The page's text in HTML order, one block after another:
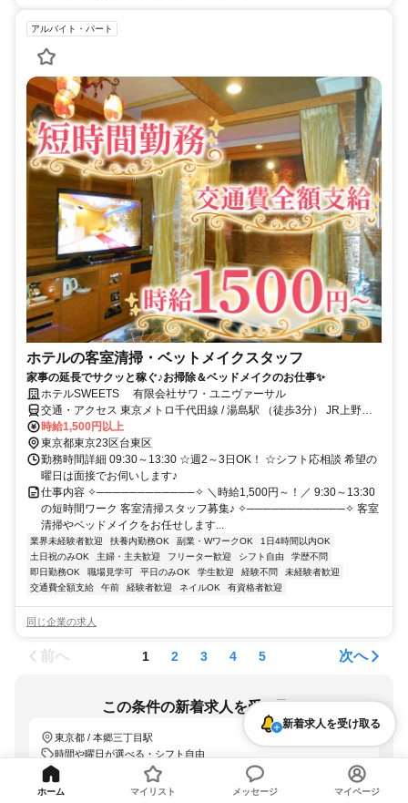
アルバイト・パート
ホテルの客室清掃・ベットメイクスタッフ
家事の延長でサクッと稼ぐ♪お掃除＆ベッドメイクのお仕事✨
ホテルSWEETS 有限会社サワ・ユニヴァーサル
交通・アクセス 東京メトロ千代田線 / 湯島駅 （徒歩3分） JR上野駅 /
（徒歩6分）
時給1,500円以上
東京都東京23区台東区
勤務時間詳細 09:30～13:30 ☆週2～3日OK！ ☆シフト応相談 希望の
曜日は面接でお伺いします♪
仕事内容 ✧────────────✧ ＼時給1,500円～！／ 9:30～13:30
の短時間ワーク 客室清掃スタッフ募集♪ ✧────────────✧ 客室
清掃やベッドメイクをお任せします...
業界未経験者歓迎 扶養内勤務OK 副業・WワークOK
1日4時間以内OK
土日祝のみOK
主婦・主夫歓迎 フリーター歓迎 シフト自由
学歴不問
即日勤務OK
職場見学可 平日のみOK 学生歓迎 経験不問
未経験者歓迎
交通費全額支給
午前 経験者歓迎 ネイルOK 有資格者歓迎
同じ企業の求人
前へ 1 2 3 4 5 次へ
この条件の新着求人を受け取る
東京都 / 本郷三丁目駅
時間や曜日が選べる・シフト自由
「LINEで受け取る」では、新着求人のほか、おすすめ情報なども配信しま
す。詳しくはこちら
新着求人を受け取る
ホーム マイリスト メッセージ マイページ